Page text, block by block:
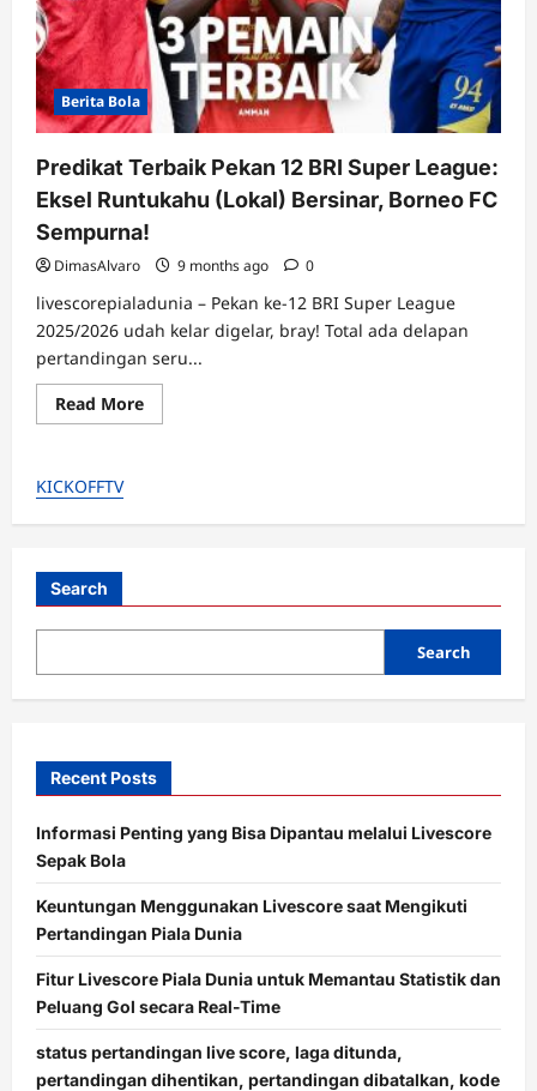
Berita Bola
Predikat Terbaik Pekan 12 BRI Super League:
Eksel Runtukahu (Lokal) Bersinar, Borneo FC
Sempurna!
DimasAlvaro 9 months ago 0
livescorepialadunia – Pekan ke-12 BRI Super League
2025/2026 udah kelar digelar, bray! Total ada delapan
pertandingan seru...
Read MoreRead
more
BRI
(Lokal)
Borneo
Sempurna!
KICKOFFTV
Search
Search
Recent Posts
Informasi Penting yang Bisa Dipantau melalui Livescore
Sepak Bola
Keuntungan Menggunakan Livescore saat Mengikuti
Pertandingan Piala Dunia
Fitur Livescore Piala Dunia untuk Memantau Statistik dan
Peluang Gol secara Real-Time
status pertandingan live score, laga ditunda,
pertandingan dihentikan, pertandingan dibatalkan, kode